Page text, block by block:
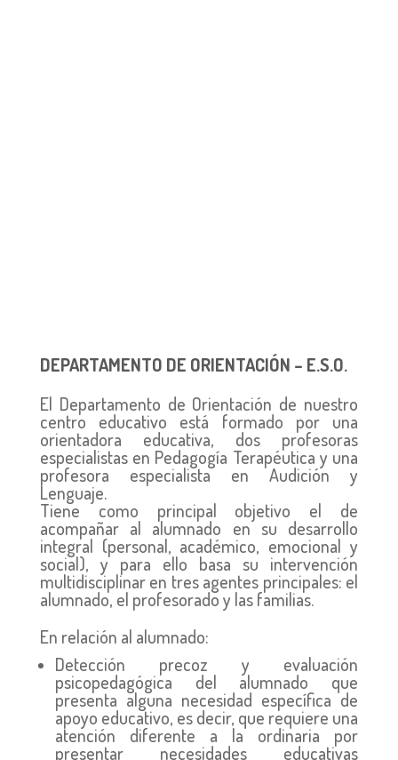
DEPARTAMENTO DE ORIENTACIÓN – E.S.O.
El Departamento de Orientación de nuestro
centro educativo está formado por una
orientadora educativa, dos profesoras
especialistas en Pedagogía Terapéutica y una
profesora especialista en Audición y
Lenguaje.
Tiene como principal objetivo el de
acompañar al alumnado en su desarrollo
integral (personal, académico, emocional y
social), y para ello basa su intervención
multidisciplinar en tres agentes principales: el
alumnado, el profesorado y las familias.
En relación al alumnado:
Detección precoz y evaluación
psicopedagógica del alumnado que
presenta alguna necesidad específica de
apoyo educativo, es decir, que requiere una
atención diferente a la ordinaria por
presentar necesidades educativas